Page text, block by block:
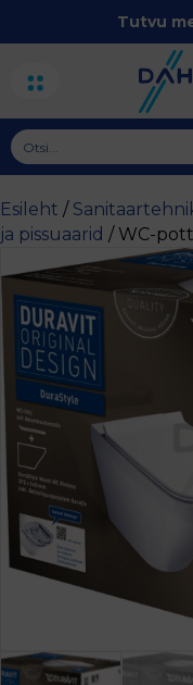
Tutvu
Esileht /
ja pissuaarid / WC-